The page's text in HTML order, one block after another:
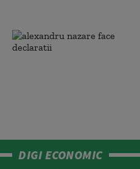
DIGI ECONOMIC